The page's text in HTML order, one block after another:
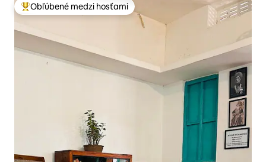
Najobľúbenejšie medzi hosťami
Obľúbené medzi hosťami